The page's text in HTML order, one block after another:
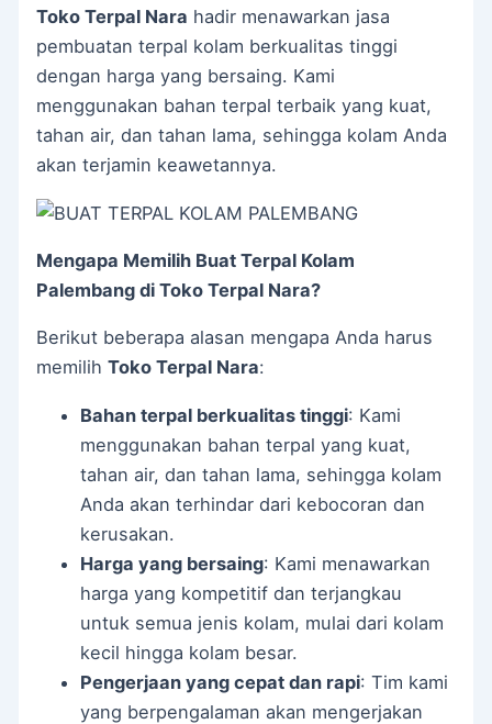
Toko Terpal Nara hadir menawarkan jasa
pembuatan terpal kolam berkualitas tinggi
dengan harga yang bersaing. Kami
menggunakan bahan terpal terbaik yang kuat,
tahan air, dan tahan lama, sehingga kolam Anda
akan terjamin keawetannya.
Mengapa Memilih Buat Terpal Kolam
Palembang di Toko Terpal Nara?
Berikut beberapa alasan mengapa Anda harus
memilihToko Terpal Nara:
Bahan terpal berkualitas tinggi: Kami
menggunakan bahan terpal yang kuat,
tahan air, dan tahan lama, sehingga kolam
Anda akan terhindar dari kebocoran dan
kerusakan.
Harga yang bersaing: Kami menawarkan
harga yang kompetitif dan terjangkau
untuk semua jenis kolam, mulai dari kolam
kecil hingga kolam besar.
Pengerjaan yang cepat dan rapi: Tim kami
yang berpengalaman akan mengerjakan